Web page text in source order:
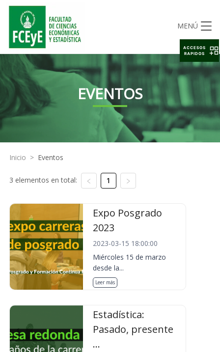
MENÚ
EVENTOS
Inicio > Eventos
3 elementos en total: 1
Expo Posgrado
2023
2023-03-15 18:00:00
Miércoles 15 de marzo
desde la...
Leer más
Estadística:
Pasado, presente
...
ACCESOS
RAPIDOS